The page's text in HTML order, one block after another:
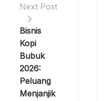
Next Post
Bisnis
Kopi
Bubuk
2026:
Peluang
Menjanjik